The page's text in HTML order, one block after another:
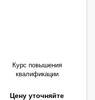
Курс повышения
квалификации
Цену уточняйте